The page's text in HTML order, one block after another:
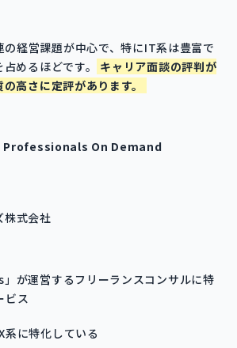
経営課題が中心で、特にIT系は豊富で
めるほどです。
キャリア面談の評判が
高さに定評があります。
Professionals On Demand
株式会社
」が運営するフリーランスコンサルに特
ビス
に特化している